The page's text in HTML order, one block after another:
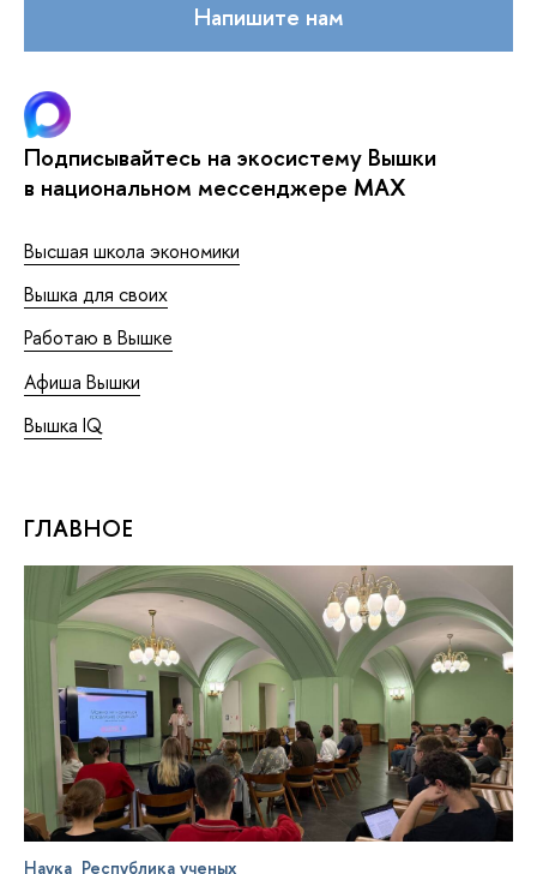
Напишите нам
Подписывайтесь на экосистему Вышки
в национальном мессенджере MAX
Высшая школа экономики
Вышка для своих
Работаю в Вышке
Афиша Вышки
Вышка IQ
ГЛАВНОЕ
Наука Республика ученых